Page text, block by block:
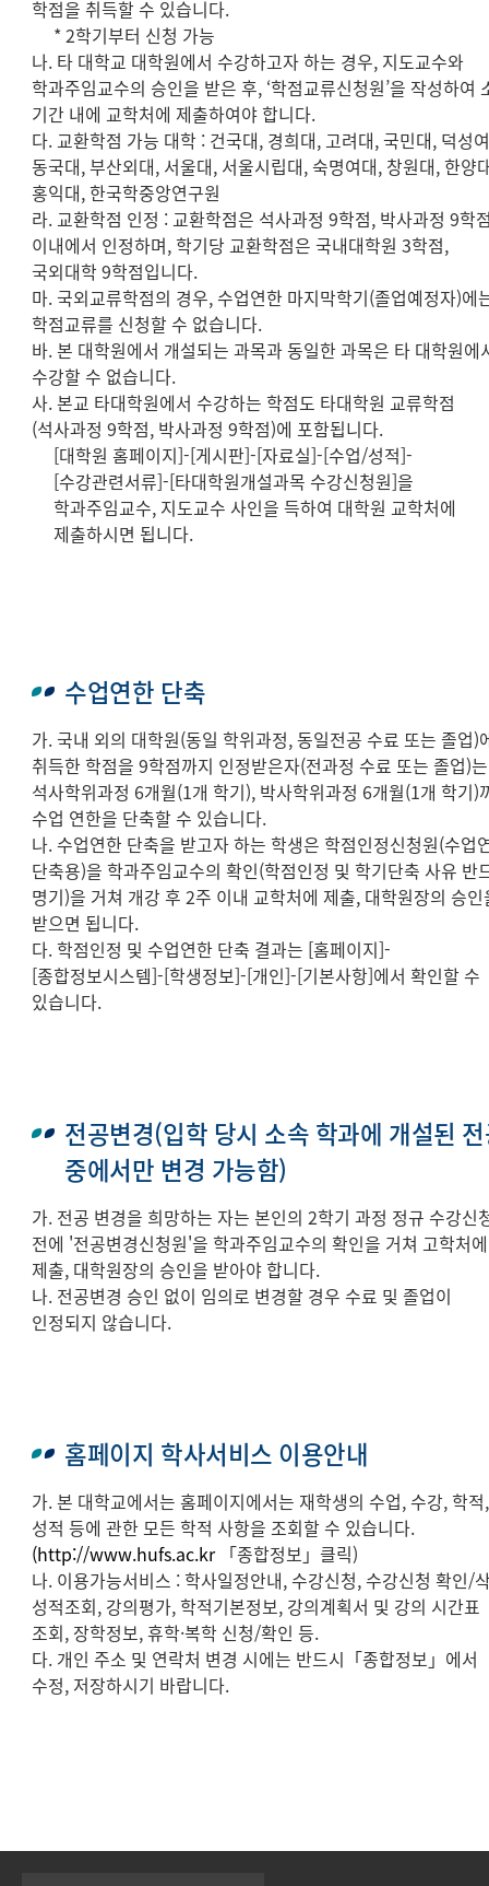
학점을 취득할 수 있습니다.
* 2학기부터 신청 가능
나. 타 대학교 대학원에서 수강하고자 하는 경우, 지도교수와
학과주임교수의 승인을 받은 후, ‘학점교류신청원’을 작성하여
기간 내에 교학처에 제출하여야 합니다.
다. 교환학점 가능 대학 : 건국대, 경희대, 고려대, 국민대, 덕성
동국대, 부산외대, 서울대, 서울시립대, 숙명여대, 창원대, 한양
홍익대, 한국학중앙연구원
라. 교환학점 인정 : 교환학점은 석사과정 9학점, 박사과정 9학
이내에서 인정하며, 학기당 교환학점은 국내대학원 3학점,
국외대학 9학점입니다.
마. 국외교류학점의 경우, 수업연한 마지막학기(졸업예정자)에
학점교류를 신청할 수 없습니다.
바. 본 대학원에서 개설되는 과목과 동일한 과목은 타 대학원에
수강할 수 없습니다.
사. 본교 타대학원에서 수강하는 학점도 타대학원 교류학점
(석사과정 9학점, 박사과정 9학점)에 포함됩니다.
[대학원 홈페이지]-[게시판]-[자료실]-[수업/성적]-
[수강관련서류]-[타대학원개설과목 수강신청원]을
학과주임교수, 지도교수 사인을 득하여 대학원 교학처에
제출하시면 됩니다.
수업연한 단축
가. 국내 외의 대학원(동일 학위과정, 동일전공 수료 또는 졸업)
취득한 학점을 9학점까지 인정받은자(전과정 수료 또는 졸업)는
석사학위과정 6개월(1개 학기), 박사학위과정 6개월(1개 학기)
수업 연한을 단축할 수 있습니다.
나. 수업연한 단축을 받고자 하는 학생은 학점인정신청원(수업
단축용)을 학과주임교수의 확인(학점인정 및 학기단축 사유 반
명기)을 거쳐 개강 후 2주 이내 교학처에 제출, 대학원장의 승인
받으면 됩니다.
다. 학점인정 및 수업연한 단축 결과는 [홈페이지]-
[종합정보시스템]-[학생정보]-[개인]-[기본사항]에서 확인할 수
있습니다.
전공변경(입학 당시 소속 학과에 개설된
중에서만 변경 가능함)
가. 전공 변경을 희망하는 자는 본인의 2학기 과정 정규 수강신
전에 '전공변경신청원'을 학과주임교수의 확인을 거쳐 고학처에
제출, 대학원장의 승인을 받아야 합니다.
나. 전공변경 승인 없이 임의로 변경할 경우 수료 및 졸업이
인정되지 않습니다.
홈페이지 학사서비스 이용안내
가. 본 대학교에서는 홈페이지에서는 재학생의 수업, 수강, 학적,
성적 등에 관한 모든 학적 사항을 조회할 수 있습니다.
(http://www.hufs.ac.kr「종합정보」클릭)
나. 이용가능서비스 : 학사일정안내, 수강신청, 수강신청 확인/
성적조회, 강의평가, 학적기본정보, 강의계획서 및 강의 시간표
조회, 장학정보, 휴학·복학 신청/확인 등.
다. 개인 주소 및 연락처 변경 시에는 반드시「종합정보」에서
수정, 저장하시기 바랍니다.